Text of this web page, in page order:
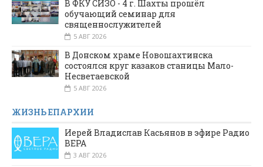
В ФКУ СИЗО - 4 г. Шахты прошёл
обучающий семинар для
священнослужителей
5 АВГ 2026
В Донском храме Новошахтинска
состоялся круг казаков станицы Мало-
Несветаевской
5 АВГ 2026
ЖИЗНЬ ЕПАРХИИ
Иерей Владислав Касьянов в эфире Радио
ВЕРА
3 АВГ 2026